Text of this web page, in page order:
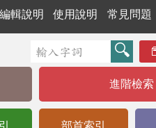
編輯說明 使用說明 常見問題
進階檢索